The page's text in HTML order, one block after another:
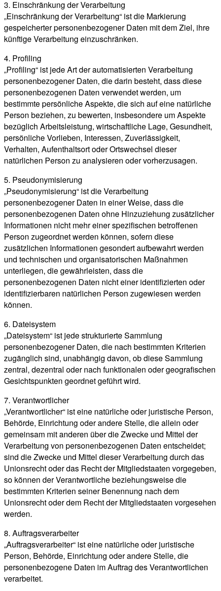
3. Einschränkung der Verarbeitung
„Einschränkung der Verarbeitung“ ist die Markierung
gespeicherter personenbezogener Daten mit dem Ziel, ihre
künftige Verarbeitung einzuschränken.
4. Profiling
„Profiling“ ist jede Art der automatisierten Verarbeitung
personenbezogener Daten, die darin besteht, dass diese
personenbezogenen Daten verwendet werden, um
bestimmte persönliche Aspekte, die sich auf eine natürliche
Person beziehen, zu bewerten, insbesondere um Aspekte
bezüglich Arbeitsleistung, wirtschaftliche Lage, Gesundheit,
persönliche Vorlieben, Interessen, Zuverlässigkeit,
Verhalten, Aufenthaltsort oder Ortswechsel dieser
natürlichen Person zu analysieren oder vorherzusagen.
5. Pseudonymisierung
„Pseudonymisierung“ ist die Verarbeitung
personenbezogener Daten in einer Weise, dass die
personenbezogenen Daten ohne Hinzuziehung zusätzlicher
Informationen nicht mehr einer spezifischen betroffenen
Person zugeordnet werden können, sofern diese
zusätzlichen Informationen gesondert aufbewahrt werden
und technischen und organisatorischen Maßnahmen
unterliegen, die gewährleisten, dass die
personenbezogenen Daten nicht einer identifizierten oder
identifizierbaren natürlichen Person zugewiesen werden
können.
6. Dateisystem
„Dateisystem“ ist jede strukturierte Sammlung
personenbezogener Daten, die nach bestimmten Kriterien
zugänglich sind, unabhängig davon, ob diese Sammlung
zentral, dezentral oder nach funktionalen oder geografischen
Gesichtspunkten geordnet geführt wird.
7. Verantwortlicher
„Verantwortlicher“ ist eine natürliche oder juristische Person,
Behörde, Einrichtung oder andere Stelle, die allein oder
gemeinsam mit anderen über die Zwecke und Mittel der
Verarbeitung von personenbezogenen Daten entscheidet;
sind die Zwecke und Mittel dieser Verarbeitung durch das
Unionsrecht oder das Recht der Mitgliedstaaten vorgegeben,
so können der Verantwortliche beziehungsweise die
bestimmten Kriterien seiner Benennung nach dem
Unionsrecht oder dem Recht der Mitgliedstaaten vorgesehen
werden.
8. Auftragsverarbeiter
„Auftragsverarbeiter“ ist eine natürliche oder juristische
Person, Behörde, Einrichtung oder andere Stelle, die
personenbezogene Daten im Auftrag des Verantwortlichen
verarbeitet.